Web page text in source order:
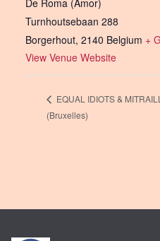
De Roma (Amor)
Turnhoutsebaan 288
Borgerhout, 2140 Belgium +
View Venue Website
EQUAL IDIOTS &
(Bruxelles)